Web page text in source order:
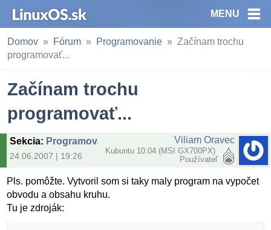
MENU
Domov Fórum Programovanie
Začínam trochu
programovať...
Začínam trochu
programovať...
Sekcia: Programovanie
24.06.2007 | 19:26
Viliam Oravec
Kubuntu 10.04 (MSI GX700PX)
Používateľ
Pls. pomôžte. Vytvoril som si taky maly program na vypočet
obvodu a obsahu kruhu.
Tu je zdroják: